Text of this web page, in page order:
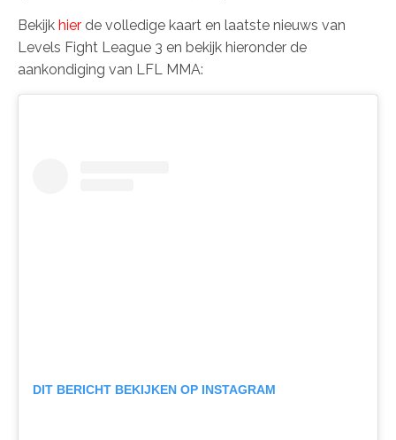
Bekijk hier de volledige kaart en laatste nieuws van
Levels Fight League 3 en bekijk hieronder de
aankondiging van LFL MMA:
DIT BERICHT BEKIJKEN OP INSTAGRAM